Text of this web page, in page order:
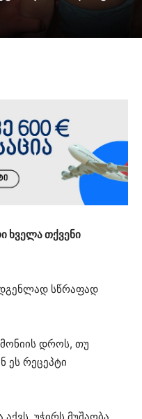
ხველა თქვენი
სწრაფად
დროს, თუ
ეს რეცეპტი
უჭირს მუშაობა,